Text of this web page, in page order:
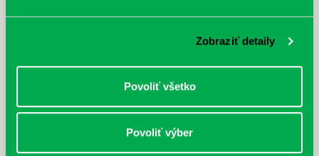
Zobraziť detaily
Povoliť všetko
Povoliť výber